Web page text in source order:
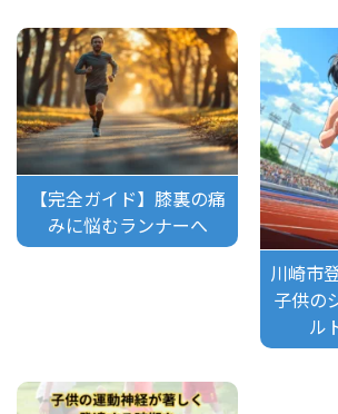
【完全ガイド】膝裏の痛
みに悩むランナーへ
川崎市
子供の
ル